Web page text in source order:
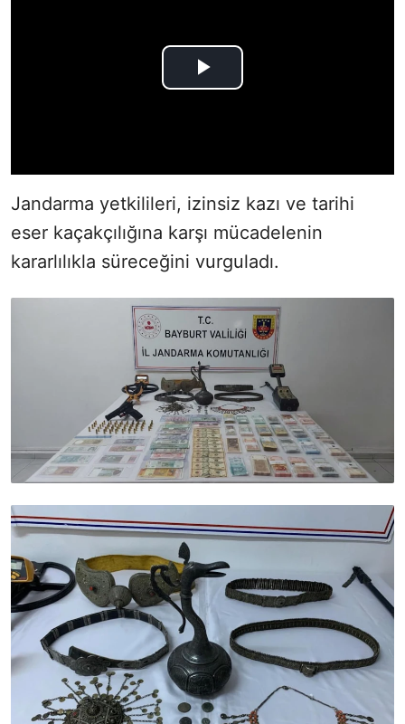
Jandarma yetkilileri, izinsiz kazı ve tarihi
eser kaçakçılığına karşı mücadelenin
kararlılıkla süreceğini vurguladı.